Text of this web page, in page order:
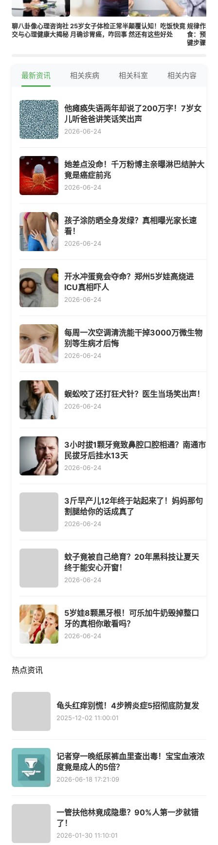
聊八卦像心理咨询社
交与心理健康大揭秘
25岁女子体检正常半
月确诊胃癌，咋回事
颠覆认知！吃饭快竟
然还有这些好处
规律作息
食：预防
键步骤
最新资讯 相关疾病 相关科室 相关内容
他瘫痪失语两年却说了200万字！7岁女
儿听爸爸讲笑话笑出声
2026-06-24
她差点没命！千万粉博主亲曝淋巴结肿大
竟是癌症前兆
2026-06-24
孩子涂防晒全身发绿？真相曝光家长速
看！
2026-06-24
开水冲蛋竟会夺命？郑州5岁娃高烧进
ICU真相吓人
2026-06-24
每周一次空调清洗能干掉3000万微生物
别等生病才后悔
2026-06-24
蜈蚣咬了还打狂犬针？医生当场笑出声！
2026-06-24
3小时拔1颗牙竟致鼻腔口腔相通？南通市
民拔牙后挂水13天
2026-06-24
3斤早产儿12年终于站起来了！妈妈那句
割腿给你的话成真了
2026-06-24
蚊子竟被自己绝育？20年黑科技让夏天
终于能安心开窗！
2026-06-24
5岁娃8颗黑牙根！可乐加牛奶毁掉整口
牙的真相你敢看吗？
2026-06-24
热点资讯
龟头红痒别慌！4步辨炎症5招彻底防复发
2025-12-02 11:00:01
记者穿一晚纸尿裤血里查出毒！宝宝血液浓
度竟是成人的5倍？
2026-06-18 17:21:09
一管扶他林竟成隐患？90%人第一步就错
了！
2026-01-30 11:10:01